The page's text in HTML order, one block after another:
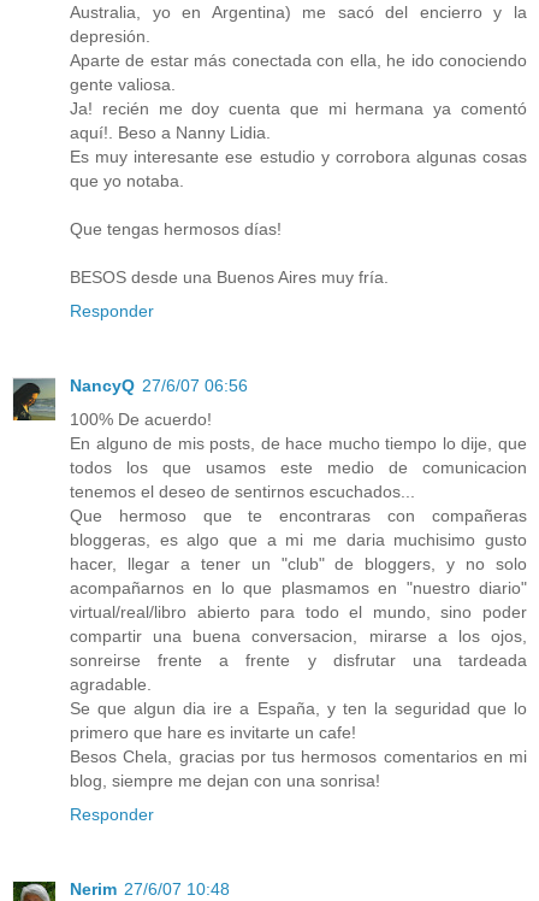
Australia, yo en Argentina) me sacó del encierro y la
depresión.
Aparte de estar más conectada con ella, he ido conociendo
gente valiosa.
Ja! recién me doy cuenta que mi hermana ya comentó
aquí!. Beso a Nanny Lidia.
Es muy interesante ese estudio y corrobora algunas cosas
que yo notaba.
Que tengas hermosos días!
BESOS desde una Buenos Aires muy fría.
Responder
NancyQ 27/6/07 06:56
100% De acuerdo!
En alguno de mis posts, de hace mucho tiempo lo dije, que
todos los que usamos este medio de comunicacion
tenemos el deseo de sentirnos escuchados...
Que hermoso que te encontraras con compañeras
bloggeras, es algo que a mi me daria muchisimo gusto
hacer, llegar a tener un "club" de bloggers, y no solo
acompañarnos en lo que plasmamos en "nuestro diario"
virtual/real/libro abierto para todo el mundo, sino poder
compartir una buena conversacion, mirarse a los ojos,
sonreirse frente a frente y disfrutar una tardeada
agradable.
Se que algun dia ire a España, y ten la seguridad que lo
primero que hare es invitarte un cafe!
Besos Chela, gracias por tus hermosos comentarios en mi
blog, siempre me dejan con una sonrisa!
Responder
Nerim 27/6/07 10:48